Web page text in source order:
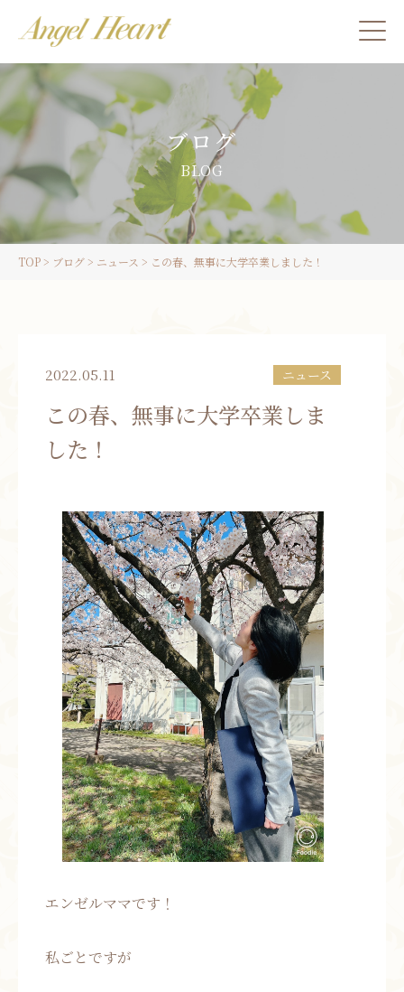
施術をご希望の方
カウンセリングをご希望の方へ
スクール受講生の方へ
お問い合わせ
お客様の声
ブログ
BLOG
TOP> ブログ> ニュース > この春、無事に大学卒業しました！
2022.05.11 ニュース
この春、無事に大学卒業しま
した！
エンゼルママです！
私ごとですが